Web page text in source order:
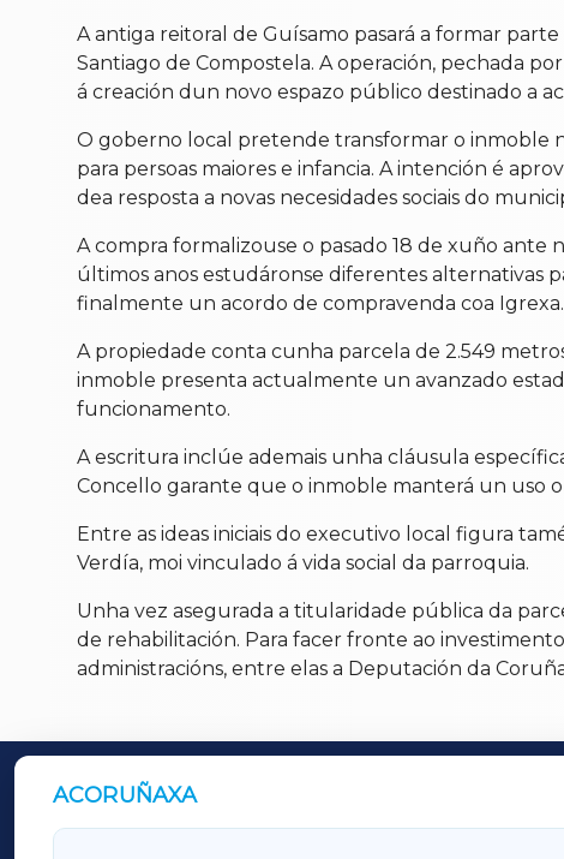
A antiga reitoral de Guísamo pasará a formar
Santiago de Compostela. A operación, pechada
á creación dun novo espazo público destinado a
O goberno local pretende transformar o inmoble
para persoas maiores e infancia. A intención é
dea resposta a novas necesidades sociais do
A compra formalizouse o pasado 18 de xuño
últimos anos estudáronse diferentes alternativas
finalmente un acordo de compravenda coa Igrexa.
A propiedade conta cunha parcela de 2.549
inmoble presenta actualmente un avanzado
funcionamento.
A escritura inclúe ademais unha cláusula
Concello garante que o inmoble manterá un uso
Entre as ideas iniciais do executivo local figura
Verdía, moi vinculado á vida social da parroquia.
Unha vez asegurada a titularidade pública da
de rehabilitación. Para facer fronte ao
administracións, entre elas a Deputación da
ACORUÑAXA
OUTROS PERIÓDICOS